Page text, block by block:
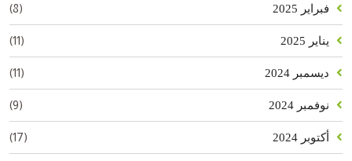
فبراير 2025 (8)
يناير 2025 (11)
ديسمبر 2024 (11)
نوفمبر 2024 (9)
أكتوبر 2024 (17)